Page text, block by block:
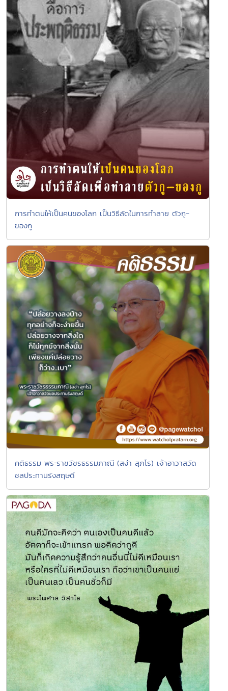
การทำตนให้เป็นคนของโลก เป็นวิธีลัดในการทำลาย ตัวกู-
ของกู
คติธรรม พระราชวัชรธรรมภาณี (สง่า สุภโร) เจ้าอาวาสวัด
ชลประทานรังสฤษดิ์